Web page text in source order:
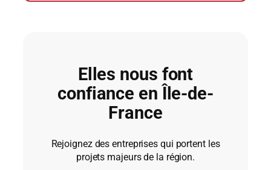
Elles nous font
confiance en Île-de-
France
Rejoignez des entreprises qui portent les
projets majeurs de la région.